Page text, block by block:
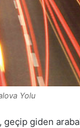
Yolu
geçip giden